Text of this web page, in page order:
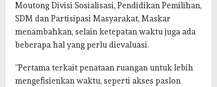
Moutong Divisi Sosialisasi, Pendidikan Pemilihan,
SDM dan Partisipasi Masyarakat, Maskar
menambahkan, selain ketepatan waktu juga ada
beberapa hal yang perlu dievaluasi.
“Pertama terkait penataan ruangan untuk lebih
mengefisienkan waktu, seperti akses paslon